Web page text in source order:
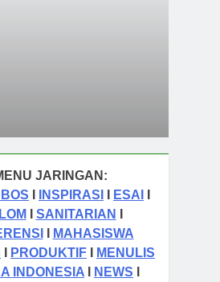
JARINGAN:
INSPIRASI ESAI
SANITARIAN
MAHASISWA
PRODUKTIF
MENULIS
INDONESIA NEWS